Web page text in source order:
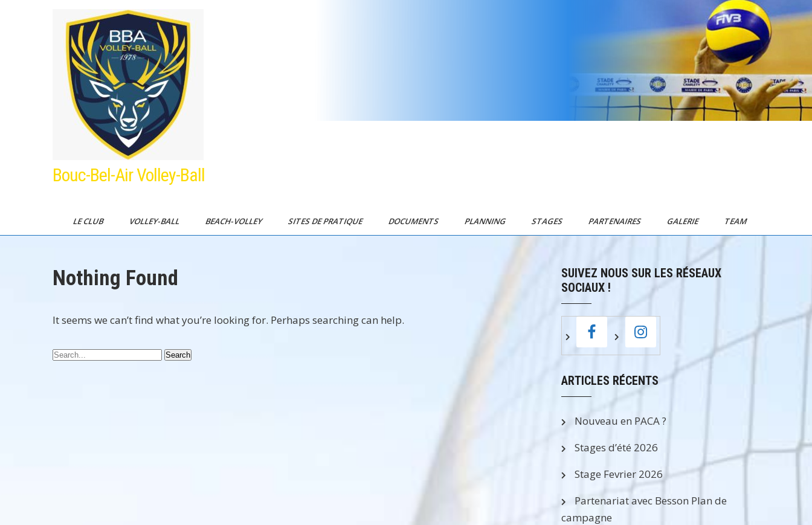
Bouc-Bel-Air Volley-Ball
LE CLUB VOLLEY-BALL BEACH-VOLLEY SITES DE PRATIQUE DOCUMENTS PLANNING STAGES PARTENAIRES GALERIE TEAM
Nothing Found
It seems we can’t find what you’re looking for. Perhaps searching can help.
SUIVEZ NOUS SUR LES RÉSEAUX
SOCIAUX !
ARTICLES RÉCENTS
Nouveau en PACA ?
Stages d’été 2026
Stage Fevrier 2026
Partenariat avec Besson Plan de
campagne